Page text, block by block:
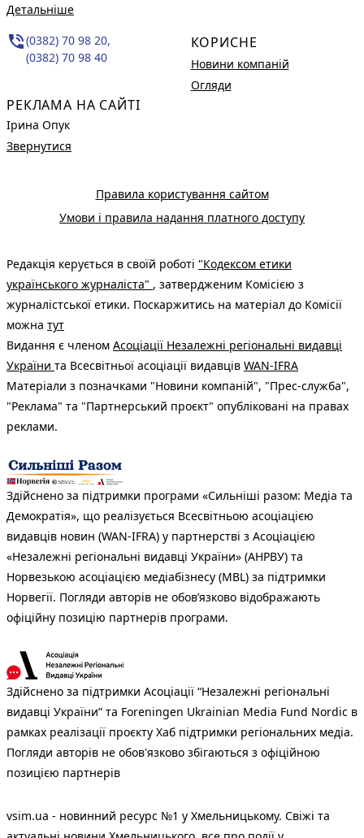
Детальніше
phone_in_talk(0382) 70 98 20,
(0382) 70 98 40
РЕКЛАМА НА САЙТІ
Ірина Опук
Звернутися
КОРИСНЕ
Новини компаній
Огляди
Правила користування сайтом
Умови і правила надання платного доступу
Редакція керується в своїй роботі "Кодексом етики
українського журналіста" , затвердженим Комісією з
журналістської етики. Поскаржитись на матеріал до Комісії
можна тут
Видання є членом Асоціації Незалежні регіональні видавці
України та Всесвітньої асоціації видавців WAN-IFRA
Матеріали з позначками "Новини компаній", "Прес-служба",
"Реклама" та "Партнерський проєкт" опубліковані на правах
реклами.
Здійснено за підтримки програми «Сильніші разом: Медіа та
Демократія», що реалізується Всесвітньою асоціацією
видавців новин (WAN-IFRA) у партнерстві з Асоціацією
«Незалежні регіональні видавці України» (АНРВУ) та
Норвезькою асоціацією медіабізнесу (MBL) за підтримки
Норвегії. Погляди авторів не обов’язково відображають
офіційну позицію партнерів програми.
Здійснено за підтримки Асоціації “Незалежні регіональні
видавці України” та Foreningen Ukrainian Media Fund Nordic в
рамках реалізації проєкту Хаб підтримки регіональних медіа.
Погляди авторів не обов'язково збігаються з офіційною
позицією партнерів
vsim.ua - новинний ресурс №1 у Хмельницькому. Свіжі та